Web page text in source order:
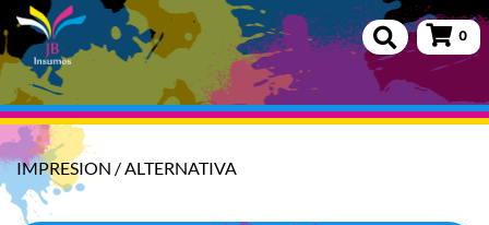
0
IMPRESION /ALTERNATIVA